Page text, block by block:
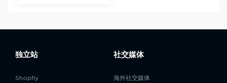
独立站
Shopfiy
社交媒体
海外社交媒体